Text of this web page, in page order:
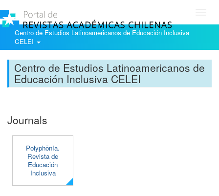
Centro de Estudios Latinoamericanos de Educación Inclusiva
CELEI
Centro de Estudios Latinoamericanos de
Educación Inclusiva CELEI
Journals
Polyphōnía.
Revista de
Educación
Inclusiva